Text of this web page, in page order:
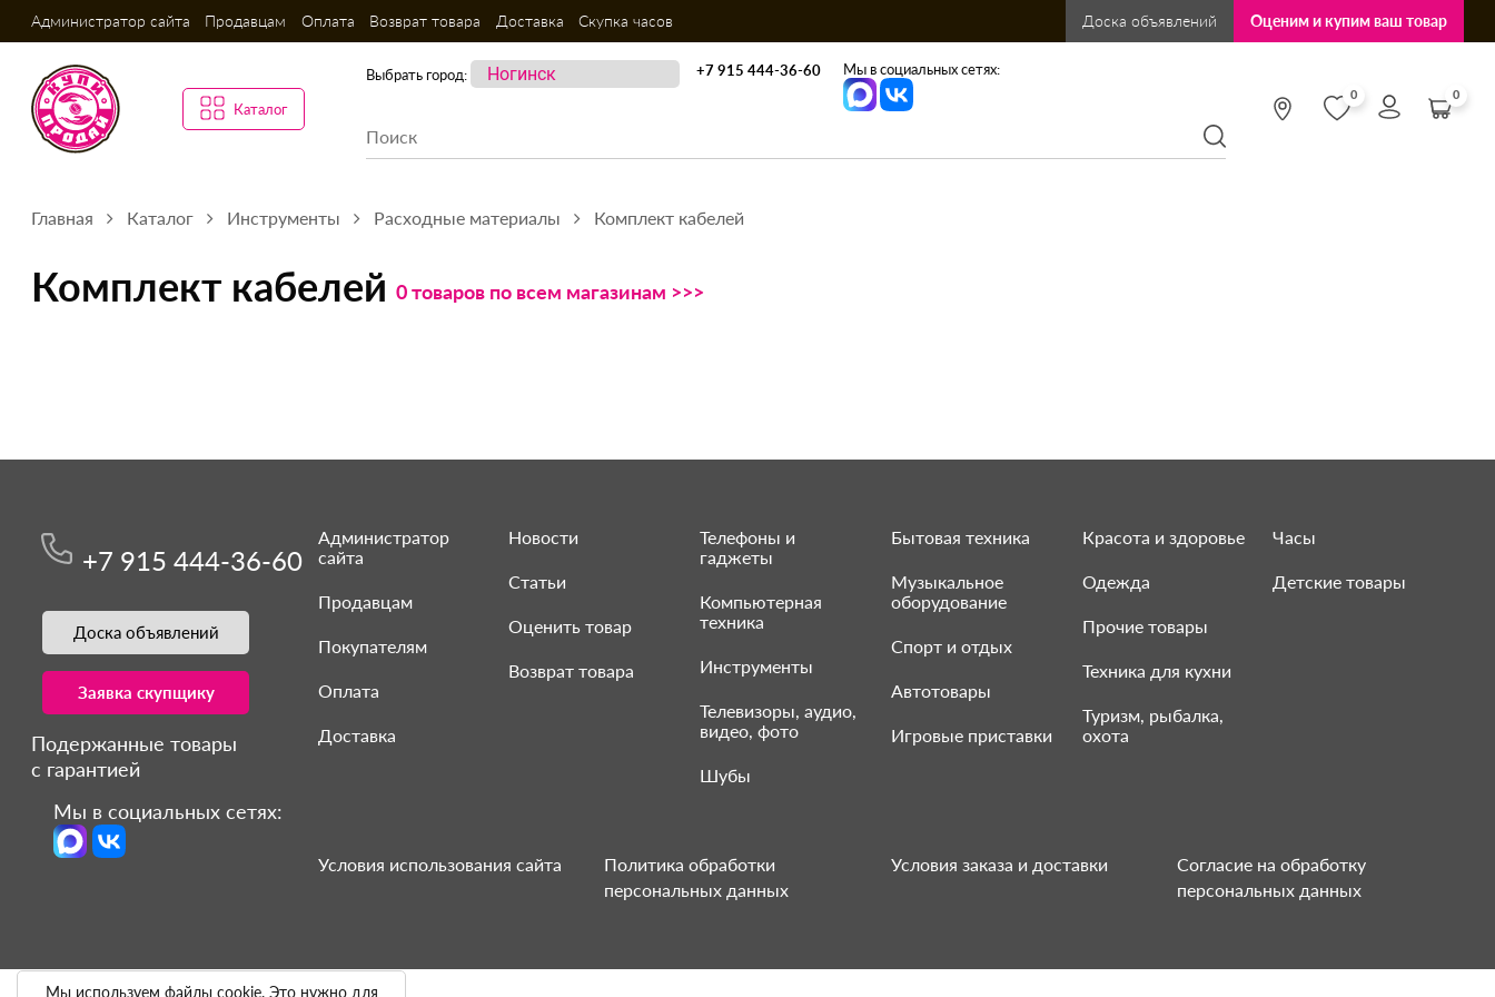
Администратор сайта Продавцам Оплата Возврат товара Доставка Скупка часов Доска объявлений Оценим и купим ваш товар
Каталог
Выбрать город: +7 915 444-36-60 Мы в социальных сетях:
0 0
Главная Каталог Инструменты Расходные материалы Комплект кабелей
Комплект кабелей 0 товаров по всем магазинам >>>
Мы используем файлы cookie. Это нужно для
+7 915 444-36-60
Доска объявлений
Заявка скупщику
Подержанные товары
с гарантией
Мы в социальных сетях:
Администратор
сайта
Продавцам
Покупателям
Оплата
Доставка
Новости
Статьи
Оценить товар
Возврат товара
Телефоны и
гаджеты
Компьютерная
техника
Инструменты
Телевизоры, аудио,
видео, фото
Шубы
Бытовая техника
Музыкальное
оборудование
Спорт и отдых
Автотовары
Игровые приставки
Красота и здоровье
Одежда
Прочие товары
Техника для кухни
Туризм, рыбалка,
охота
Часы
Детские товары
Условия использования сайта
Политика обработки
персональных данных
Условия заказа и доставки
Согласие на обработку
персональных данных